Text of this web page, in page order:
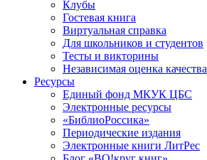
Клубы
Гостевая книга
Виртуальная справка
Для школьников и студентов
Тесты и викторины
Независимая оценка качества
Ресурсы
Единый фонд МКУК ЦБС
Электронные ресурсы
«БиблиоРоссика»
Периодические издания
Электронные книги ЛитРес